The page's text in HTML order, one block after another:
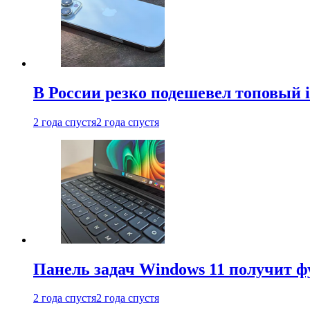
В России резко подешевел топовый
2 года спустя2 года спустя
Панель задач Windows 11 получит
2 года спустя2 года спустя